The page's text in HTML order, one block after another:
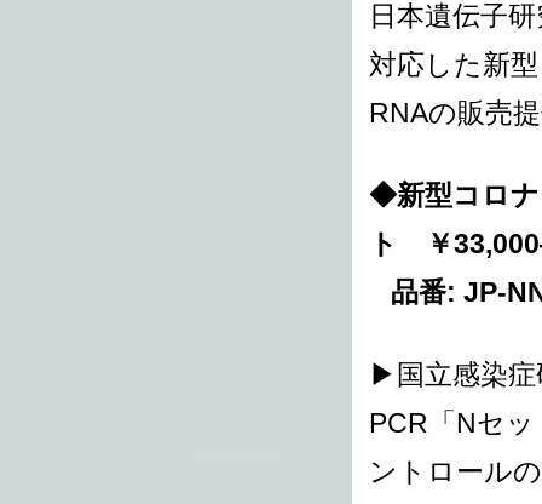
日本遺伝子
対応した新
RNAの販売
◆新型コロナ
ト ￥
品番: JP-
▶国立感染症
PCR「Nセ
ントロール